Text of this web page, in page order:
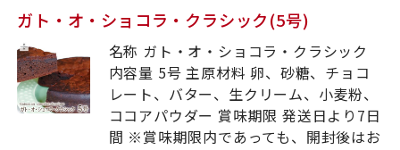
ガト・オ・ショコラ・クラシック(5号)
名称 ガト・オ・ショコラ・クラシック
内容量 5号 主原材料 卵、砂糖、チョコ
レート、バター、生クリーム、小麦粉、
ココアパウダー 賞味期限 発送日より7日
間 ※賞味期限内であっても、開封後はお